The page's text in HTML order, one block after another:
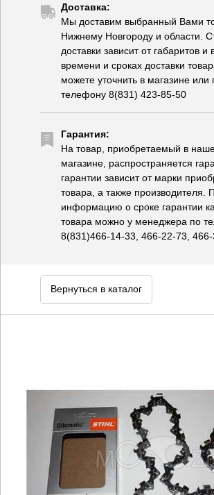
Доставка:
Мы доставим выбранный Вами
Нижнему Новгороду и области.
доставки зависит от габаритов и
времени и сроках доставки
можете уточнить в магазине или
телефону 8(831) 423-85-50
Гарантия:
На товар, приобретаемый в
магазине, распространяется
гарантии зависит от марки
товара, а также производителя.
информацию о сроке гарантии
товара можно у менеджера по
8(831)466-14-33, 466-22-73,
Вернуться в каталог